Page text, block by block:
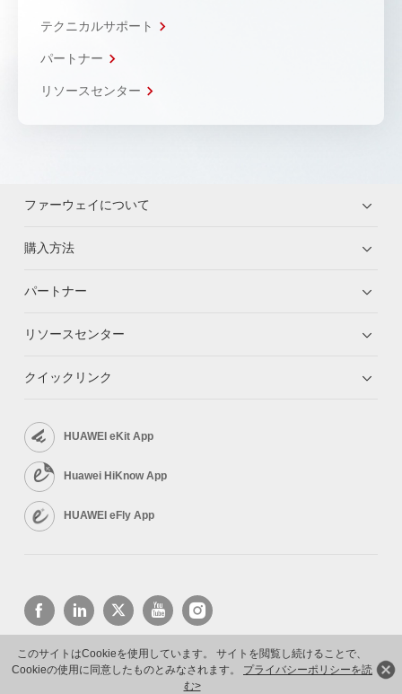
このサイトはCookieを使用しています。 サイトを閲覧し続けることで、
Cookieの使用に同意したものとみなされます。 プライバシーポリシーを読
む>
テクニカルサポート
パートナー
リソースセンター
ファーウェイについて
購入方法
パートナー
リソースセンター
クイックリンク
HUAWEI eKit App
Huawei HiKnow App
HUAWEI eFly App
Copyright © 2026 Huawei Technologies Co., Ltd. All rights reserved.
プライバシーポリシー